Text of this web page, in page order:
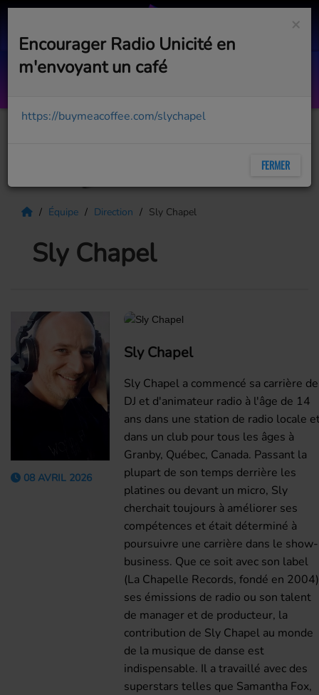
20k heures de solitude (radio edit)
Équipe Direction Sly Chapel
Sly Chapel
08 AVRIL 2026
Sly Chapel
Sly Chapel a commencé sa carrière de
DJ et d'animateur radio à l'âge de 14
ans dans une station de radio locale
dans un club pour tous les âges à
Granby, Québec, Canada. Passant la
plupart de son temps derrière les
platines ou devant un micro, Sly
cherchait toujours à améliorer ses
compétences et était déterminé à
poursuivre une carrière dans le show-
business. Que ce soit avec son label
(La Chapelle Records, fondé en
ses émissions de radio ou son talent
de manager et de producteur, la
contribution de Sly Chapel au monde
de la musique de danse est
indispensable. Il a travaillé avec des
superstars telles que Samantha Fox,
×
Encourager Radio Unicité en
m'envoyant un café
https://buymeacoffee.com/slychapel
FERMER